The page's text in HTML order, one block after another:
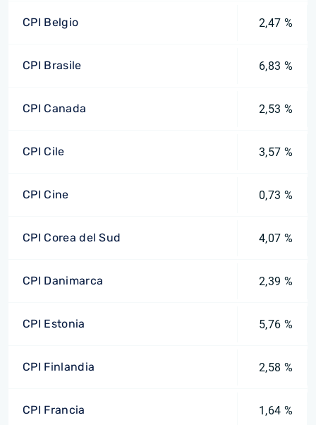
CPI Belgio 2,47 %
CPI Brasile 6,83 %
CPI Canada 2,53 %
CPI Cile 3,57 %
CPI Cine 0,73 %
CPI Corea del Sud 4,07 %
CPI Danimarca 2,39 %
CPI Estonia 5,76 %
CPI Finlandia 2,58 %
CPI Francia 1,64 %